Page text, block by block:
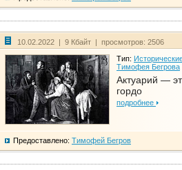
10.02.2022 | 9 Кбайт | просмотров: 2506
Тип:
Тимофея Бегрова
Актуарий —
гордо
подробнее
Предоставлено: Тимофей Бегров